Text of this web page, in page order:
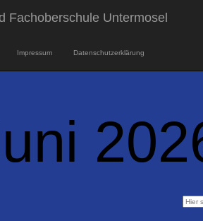
Fachoberschule Untermosel
Impressum Datenschutzerklärung